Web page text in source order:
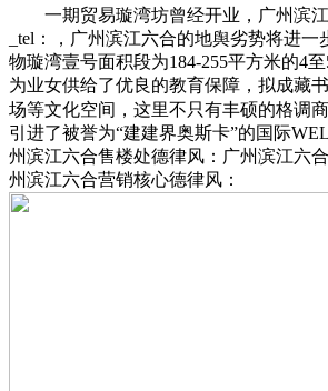
一期贸易璇湾坊曾经开业，广州滨江
_tel：，广州滨江六合的地舆劣势将进
物璇湾壹号面积段为184-255平方米的4
为业女供给了优良的教育保障，拟成藏
场等文化空间，这里不只有丰硕的格调商
引进了被誉为“建建界奥斯卡”的国际
州滨江六合售楼处德律风：广州滨江六
州滨江六合营销核心德律风：